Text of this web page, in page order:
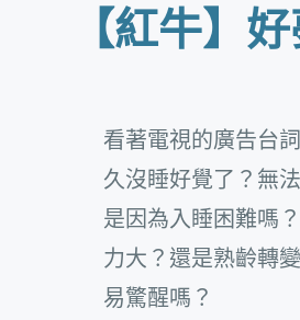
【紅牛】
看著電視的廣告台
久沒睡好覺了？無
是因為入睡困難嗎
力大？還是熟齡轉
易驚醒嗎？